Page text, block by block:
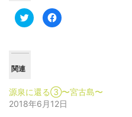
ク
リ
(新
し
い
ウ
Facebook
で
ッ
ク
し
て
関連
源泉に還る③〜宮古島〜
2018年6月12日